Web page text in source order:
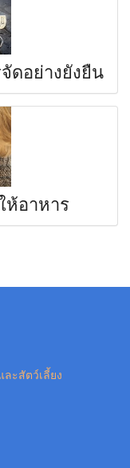
ดอย่างยั่งยืน
ห้อาหาร
ะสัตว์เลี้ยง